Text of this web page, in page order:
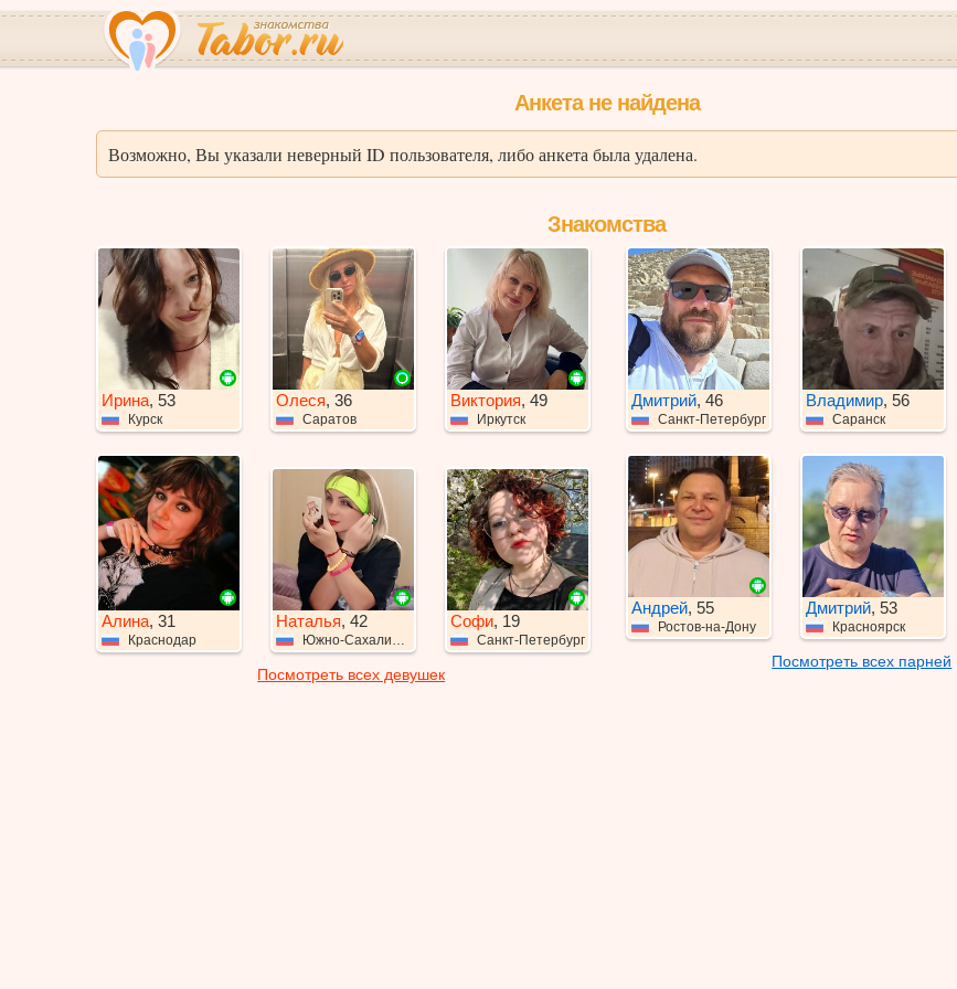
Анкета не найдена
Возможно, Вы указали неверный ID пользователя, либо анкета была удалена.
Знакомства
Ирина, 53
Курск
Олеся, 36
Саратов
Виктория, 49
Иркутск
Алина, 31
Краснодар
Наталья, 42
Южно-Сахалинск
Софи, 19
Санкт-Петербург
Посмотреть всех девушек
Дмитрий, 46
Санкт-Петербург
Владимир, 56
Саранск
Андрей, 55
Ростов-на-Дону
Дмитрий, 53
Красноярск
Посмотреть всех парней